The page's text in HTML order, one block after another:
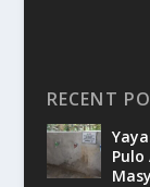
RECENT
Pulo